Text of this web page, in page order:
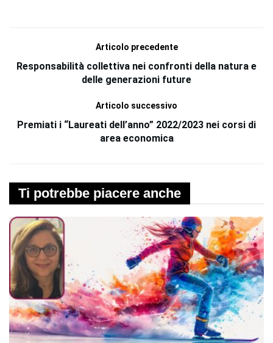
Articolo precedente
Responsabilità collettiva nei confronti della natura e
delle generazioni future
Articolo successivo
Premiati i “Laureati dell’anno” 2022/2023 nei corsi di
area economica
Ti potrebbe piacere anche